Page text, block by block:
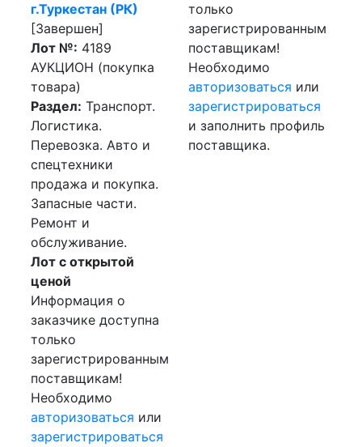
г.Туркестан (РК)
[Завершен]
Лот №: 4189
АУКЦИОН (покупка
товара)
Раздел: Транспорт.
Логистика.
Перевозка. Авто и
спецтехники
продажа и покупка.
Запасные части.
Ремонт и
обслуживание.
Лот с открытой
ценой
Информация о
заказчике доступна
только
зарегистрированным
поставщикам!
Необходимо
авторизоваться или
зарегистрироваться
только
зарегистрированным
поставщикам!
Необходимо
авторизоваться или
зарегистрироваться
и заполнить профиль
поставщика.